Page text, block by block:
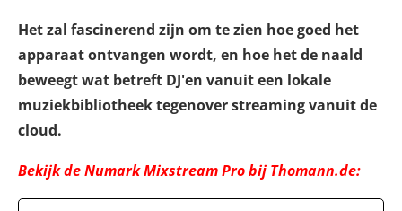
Het zal fascinerend zijn om te zien hoe goed het
apparaat ontvangen wordt, en hoe het de naald
beweegt wat betreft DJ'en vanuit een lokale
muziekbibliotheek tegenover streaming vanuit de
cloud.
Bekijk de Numark Mixstream Pro bij Thomann.de: